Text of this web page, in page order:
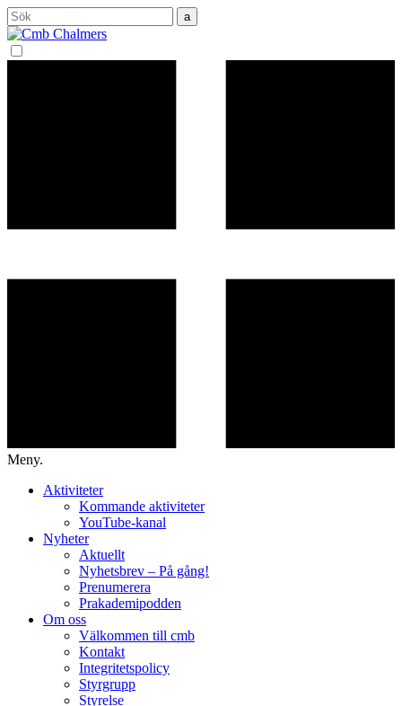
Sök
efter:
Meny.
Aktiviteter
Kommande aktiviteter
YouTube-kanal
Nyheter
Aktuellt
Nyhetsbrev – På gång!
Prenumerera
Prakademipodden
Om oss
Välkommen till cmb
Kontakt
Integritetspolicy
Styrgrupp
Styrelse